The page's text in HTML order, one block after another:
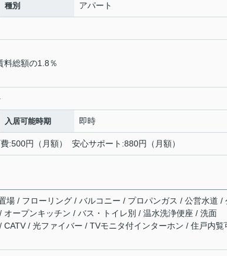
種別 アパート
料総額の1.8％
入居可能時期 即時
円（月額） 安心サポート:880円（月額）
場 / フローリング / バルコニー / プロパンガス / 公営水道 /
ープンキッチン / バス・トイレ別 / 温水洗浄便座 / 洗面
/ 光ファイバー / TVモニタ付インターホン / 住戸内覧